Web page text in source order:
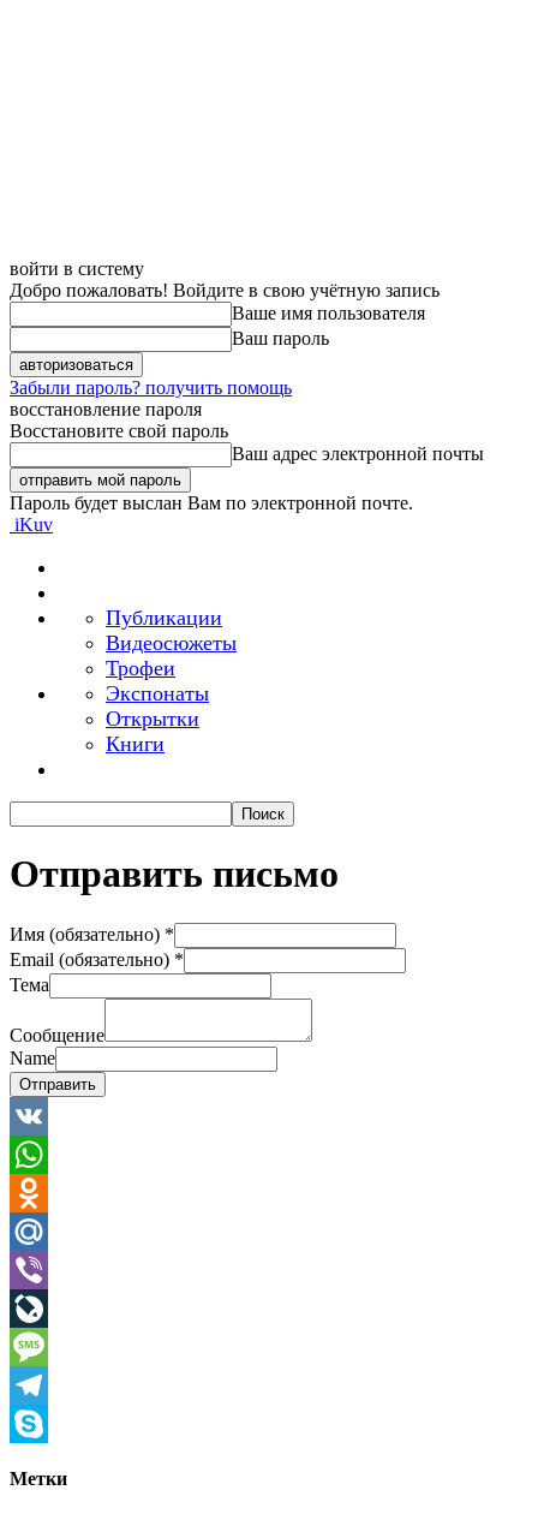
войти в систему
Добро пожаловать! Войдите в свою учётную запись
Ваше имя пользователя
Ваш пароль
Забыли пароль? получить помощь
восстановление пароля
Восстановите свой пароль
Ваш адрес электронной почты
Пароль будет выслан Вам по электронной почте.
iKuv
Публикации
Видеосюжеты
Трофеи
Экспонаты
Открытки
Книги
Отправить письмо
Имя (обязательно) *
Email (обязательно) *
Тема
Сообщение
Name
Отправить
VK
WhatsApp
Odnoklassniki
Mail.Ru
Viber
LiveJournal
Message
Telegram
Метки